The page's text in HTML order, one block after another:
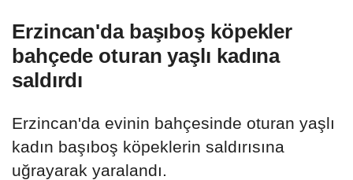
Erzincan'da başıboş köpekler
bahçede oturan yaşlı kadına
saldırdı
Erzincan'da evinin bahçesinde oturan yaşlı
kadın başıboş köpeklerin saldırısına
uğrayarak yaralandı.